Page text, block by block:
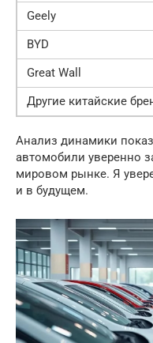
Geely
BYD
Great Wall
Другие китайские
Анализ динамики
автомобили уверенно
мировом рынке. Я
и в будущем.